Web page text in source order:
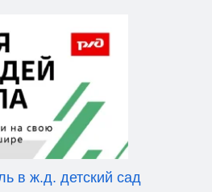
в ж.д. детский сад